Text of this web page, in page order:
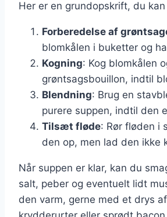
Her er en grundopskrift, du
Forberedelse af
blomkålen i buketter og
Kogning: Kog blomkålen
grøntsagsbouillon, indtil
Blendning: Brug en
purere suppen, indtil den
Tilsæt fløde: Rør fløden i
den op, men lad den ikke
Når suppen er klar, kan du
salt, peber og eventuelt lidt
den varm, gerne med et drys